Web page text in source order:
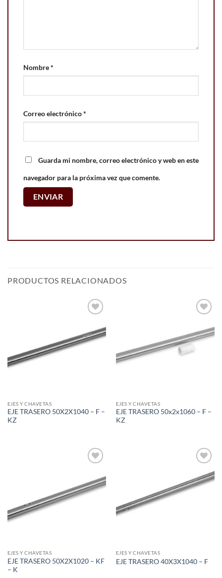
Nombre*
Correo electrónico*
Guarda mi nombre, correo electrónico y web en este
navegador para la próxima vez que comente.
PRODUCTOS RELACIONADOS
wishlist
EJES Y CHAVETAS
EJE TRASERO 50X2X1040 – F –
KZ
wishlist
EJES Y CHAVETAS
EJE TRASERO 50x2x1060 – F –
KZ
wishlist
EJES Y CHAVETAS
EJE TRASERO 50X2X1020 – KF
– K
wishlist
EJES Y CHAVETAS
EJE TRASERO 40X3X1040 – F